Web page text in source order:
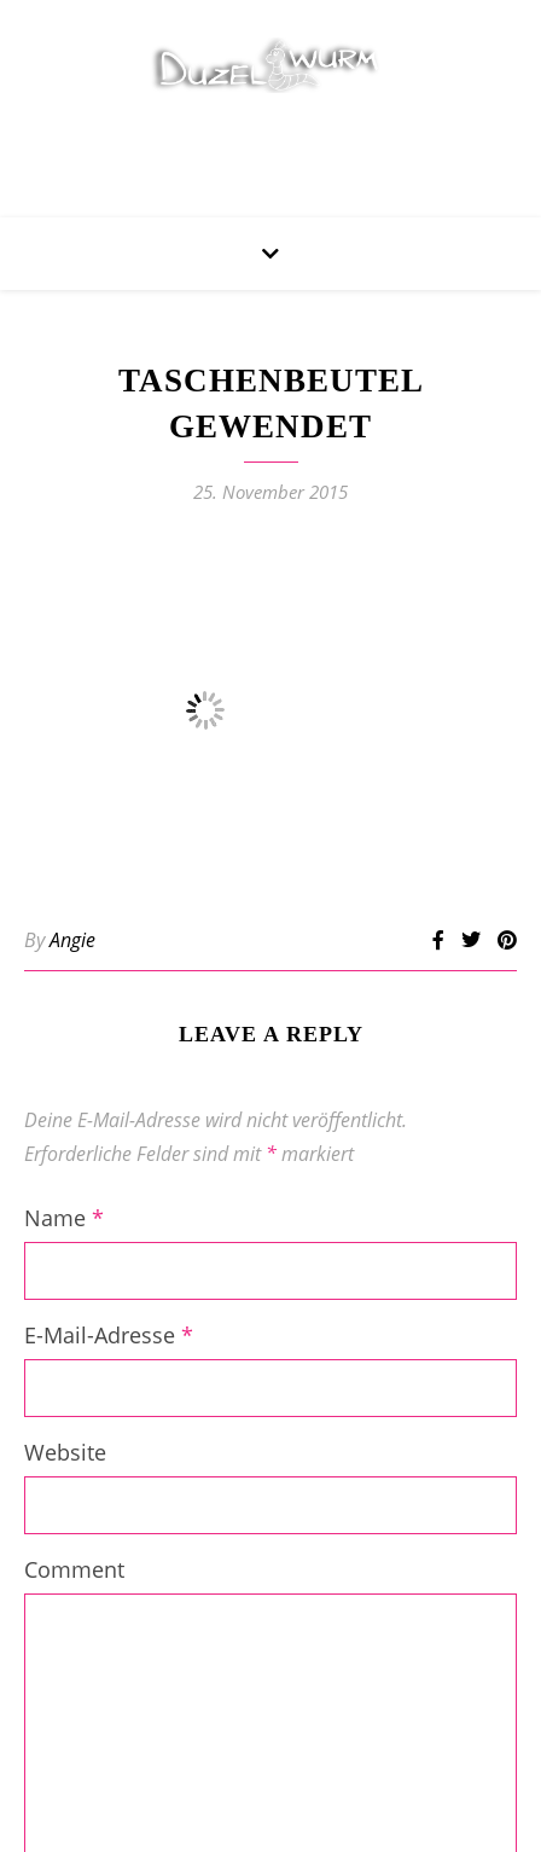
TASCHENBEUTEL
GEWENDET
25. November 2015
ByAngie
LEAVE A REPLY
Deine E-Mail-Adresse wird nicht veröffentlicht.
Erforderliche Felder sind mit*markiert
Name *
E-Mail-Adresse *
Website
Comment